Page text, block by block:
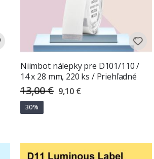
Niimbot nálepky pre D101/110 /
14 x 28 mm, 220 ks / Priehľadné
13,00 € Special
Price
9,10 €
30%